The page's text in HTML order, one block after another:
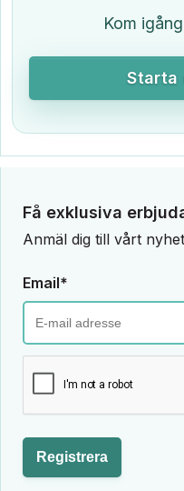
Kom
Starta
Få exklusiva
Anmäl dig till vårt
Email*
Registrera